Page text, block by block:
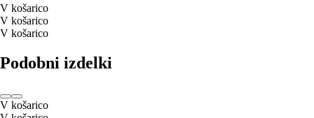
V košarico
V košarico
V košarico
Podobni izdelki
V košarico